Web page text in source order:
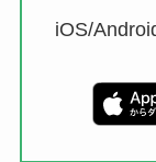
iOS/